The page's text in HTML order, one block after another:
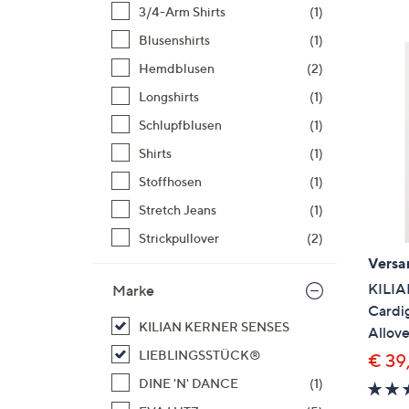
3/4-Arm Shirts
(1)
Blusenshirts
(1)
Hemdblusen
(2)
Longshirts
(1)
Schlupfblusen
(1)
Shirts
(1)
Stoffhosen
(1)
Stretch Jeans
(1)
Strickpullover
(2)
Marke
KILIAN KERNER SENSES
LIEBLINGSSTÜCK®
DINE 'N' DANCE
(1)
€